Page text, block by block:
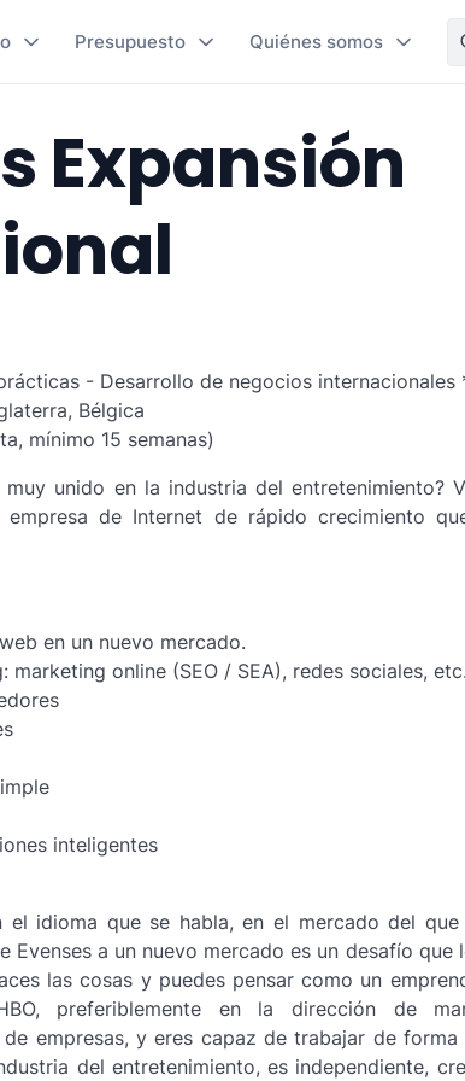
Presupuesto Quiénes somos
Expansión
- Desarrollo de negocios internacionales
Bélgica
mínimo 15 semanas)
unido en la industria del entretenimiento?
empresa de Internet de rápido crecimiento
en un nuevo mercado.
marketing online (SEO / SEA), redes sociales, etc.
inteligentes
idioma que se habla, en el mercado del que
Evenses a un nuevo mercado es un desafío que
las cosas y puedes pensar como un
preferiblemente en la dirección de
empresas, y eres capaz de trabajar de forma
del entretenimiento, es independiente,